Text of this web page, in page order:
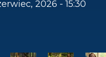
2026 - 15:30